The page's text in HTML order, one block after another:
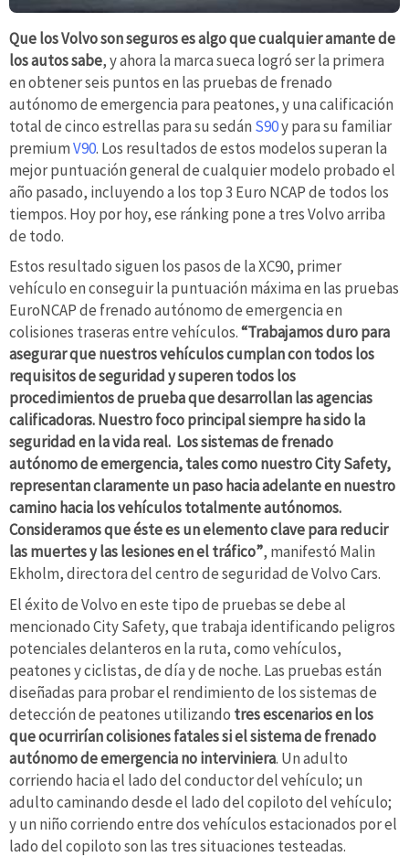
Que los Volvo son seguros es algo que cualquier amante de
los autos sabe, y ahora la marca sueca logró ser la primera
en obtener seis puntos en las pruebas de frenado
autónomo de emergencia para peatones, y una calificación
total de cinco estrellas para su sedán S90y para su familiar
premiumV90. Los resultados de estos modelos superan la
mejor puntuación general de cualquier modelo probado el
año pasado, incluyendo a los top 3 Euro NCAP de todos los
tiempos. Hoy por hoy, ese ránking pone a tres Volvo arriba
de todo.
Estos resultado siguen los pasos de la XC90, primer
vehículo en conseguir la puntuación máxima en las pruebas
EuroNCAP de frenado autónomo de emergencia en
colisiones traseras entre vehículos.“Trabajamos duro para
asegurar que nuestros vehículos cumplan con todos los
requisitos de seguridad y superen todos los
procedimientos de prueba que desarrollan las agencias
calificadoras. Nuestro foco principal siempre ha sido la
seguridad en la vida real. Los sistemas de frenado
autónomo de emergencia, tales como nuestro City Safety,
representan claramente un paso hacia adelante en nuestro
camino hacia los vehículos totalmente autónomos.
Consideramos que éste es un elemento clave para reducir
las muertes y las lesiones en el tráfico”, manifestó Malin
Ekholm, directora del centro de seguridad de Volvo Cars.
El éxito de Volvo en este tipo de pruebas se debe al
mencionado City Safety, que trabaja identificando peligros
potenciales delanteros en la ruta, como vehículos,
peatones y ciclistas, de día y de noche. Las pruebas están
diseñadas para probar el rendimiento de los sistemas de
detección de peatones utilizando tres escenarios en los
que ocurrirían colisiones fatales si el sistema de frenado
autónomo de emergencia no interviniera. Un adulto
corriendo hacia el lado del conductor del vehículo; un
adulto caminando desde el lado del copiloto del vehículo;
y un niño corriendo entre dos vehículos estacionados por el
lado del copiloto son las tres situaciones testeadas.